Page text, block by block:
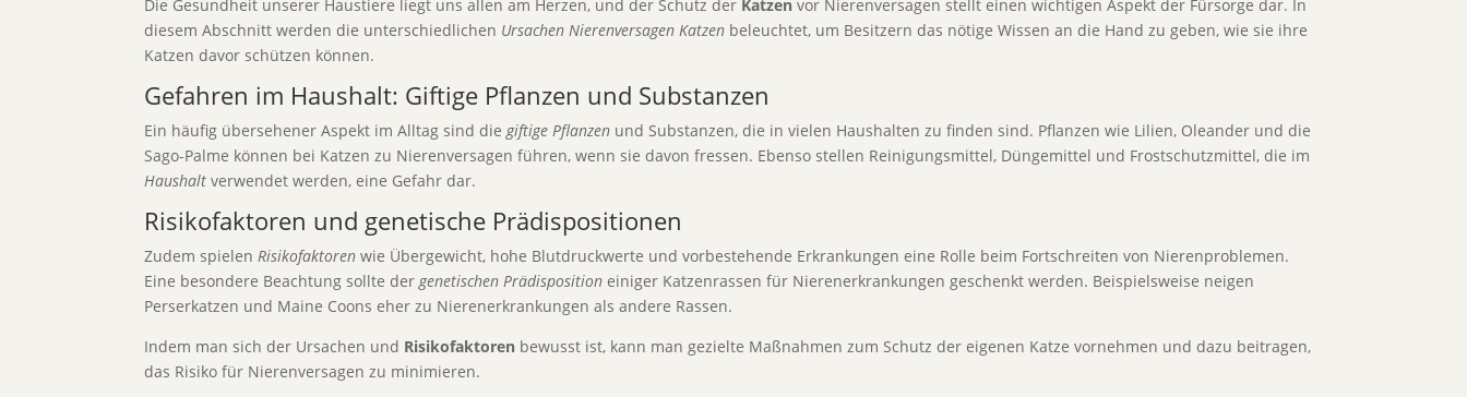
Die Gesundheit unserer Haustiere liegt uns allen am Herzen, und der Schutz der Katzen vor Nierenversagen stellt einen wichtigen Aspekt der Fürsorge dar. In
diesem Abschnitt werden die unterschiedlichen Ursachen Nierenversagen Katzen beleuchtet, um Besitzern das nötige Wissen an die Hand zu geben, wie sie ihre
Katzen davor schützen können.
Gefahren im Haushalt: Giftige Pflanzen und Substanzen
Ein häufig übersehener Aspekt im Alltag sind die giftige Pflanzen und Substanzen, die in vielen Haushalten zu finden sind. Pflanzen wie Lilien, Oleander und die
Sago-Palme können bei Katzen zu Nierenversagen führen, wenn sie davon fressen. Ebenso stellen Reinigungsmittel, Düngemittel und Frostschutzmittel, die im
Haushalt verwendet werden, eine Gefahr dar.
Risikofaktoren und genetische Prädispositionen
Zudem spielen Risikofaktoren wie Übergewicht, hohe Blutdruckwerte und vorbestehende Erkrankungen eine Rolle beim Fortschreiten von Nierenproblemen.
Eine besondere Beachtung sollte der genetischen Prädisposition einiger Katzenrassen für Nierenerkrankungen geschenkt werden. Beispielsweise neigen
Perserkatzen und Maine Coons eher zu Nierenerkrankungen als andere Rassen.
Indem man sich der Ursachen und Risikofaktoren bewusst ist, kann man gezielte Maßnahmen zum Schutz der eigenen Katze vornehmen und dazu beitragen,
das Risiko für Nierenversagen zu minimieren.